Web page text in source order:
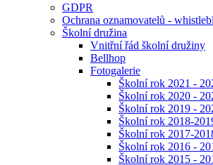
GDPR
Ochrana oznamovatelů -
Školní družina
Vnitřní řád školní družiny
Bellhop
Fotogalerie
Školní rok 2021 -
Školní rok 2020 -
Školní rok 2019 -
Školní rok 2018-
Školní rok 2017-
Školní rok 2016 -
Školní rok 2015 -